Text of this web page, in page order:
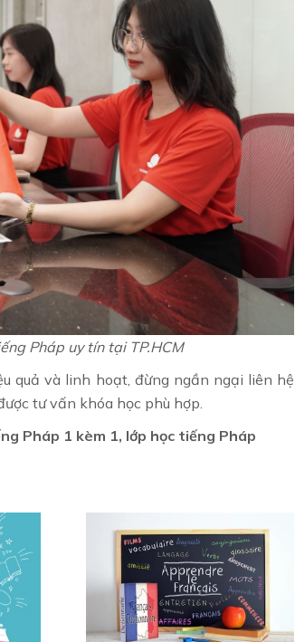
Pháp uy tín tại TP.HCM
quả và linh hoạt, đừng ngần ngại liên hệ
tư vấn khóa học phù hợp.
Pháp 1 kèm 1, lớp học tiếng Pháp